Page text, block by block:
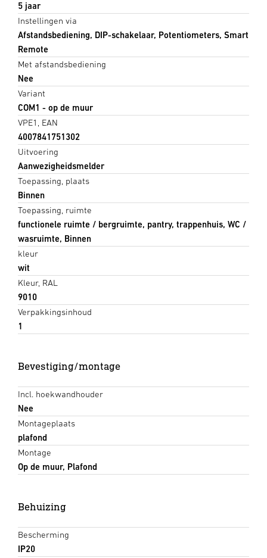
5 jaar
Instellingen via
Afstandsbediening, DIP-schakelaar, Potentiometers, Smart
Remote
Met afstandsbediening
Nee
Variant
COM1 - op de muur
VPE1, EAN
4007841751302
Uitvoering
Aanwezigheidsmelder
Toepassing, plaats
Binnen
Toepassing, ruimte
functionele ruimte / bergruimte, pantry, trappenhuis, WC /
wasruimte, Binnen
kleur
wit
Kleur, RAL
9010
Verpakkingsinhoud
1
Bevestiging/montage
Incl. hoekwandhouder
Nee
Montageplaats
plafond
Montage
Op de muur, Plafond
Behuizing
Bescherming
IP20